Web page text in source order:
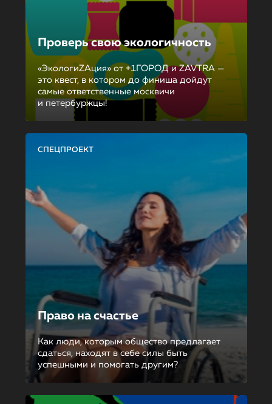
Проверь свою экологичность
«ЭкологиZAция» от +1ГОРОД и ZAVTRA —
это квест, в котором до финиша дойдут
самые ответственные москвичи
и петербуржцы!
СПЕЦПРОЕКТ
Право на счастье
Как люди, которым общество предлагает
сдаться, находят в себе силы быть
успешными и помогать другим?